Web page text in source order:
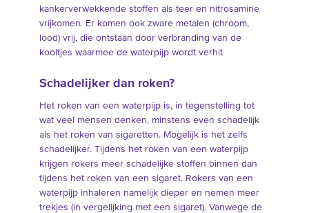
kankerverwekkende stoffen als teer en nitrosamine
vrijkomen. Er komen ook zware metalen (chroom,
lood) vrij, die ontstaan door verbranding van de
kooltjes waarmee de waterpijp wordt verhit
Schadelijker dan roken?
Het roken van een waterpijp is, in tegenstelling tot
wat veel mensen denken, minstens even schadelijk
als het roken van sigaretten. Mogelijk is het zelfs
schadelijker. Tijdens het roken van een waterpijp
krijgen rokers meer schadelijke stoffen binnen dan
tijdens het roken van een sigaret. Rokers van een
waterpijp inhaleren namelijk dieper en nemen meer
trekjes (in vergelijking met een sigaret). Vanwege de